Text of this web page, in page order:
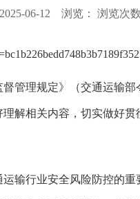
06-12 浏览： 浏览次
管理规定》（交通运输部
解相关内容，切实做好贯
输行业安全风险防控的重